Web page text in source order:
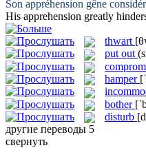
Son appréhension gêne
His apprehension greatly
thwart
put out
hamper
bother
disturb
другие переводы 5
свернуть